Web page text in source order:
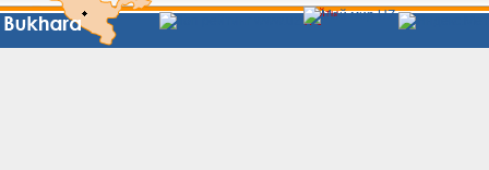
Сайты
Узбекистана